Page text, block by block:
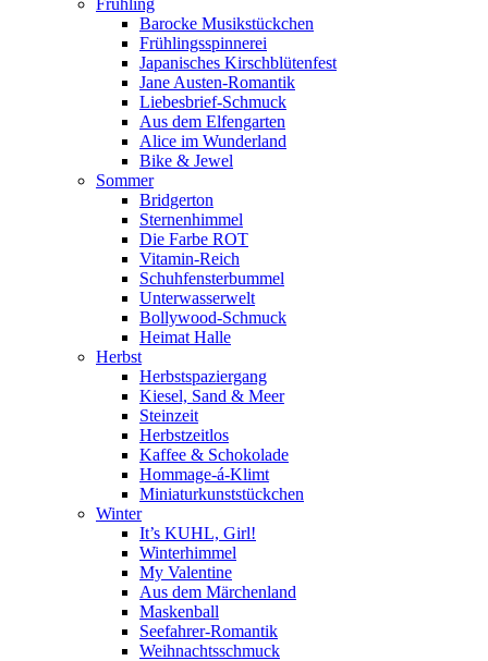
Frühling
Barocke Musikstückchen
Frühlingsspinnerei
Japanisches Kirschblütenfest
Jane Austen-Romantik
Liebesbrief-Schmuck
Aus dem Elfengarten
Alice im Wunderland
Bike & Jewel
Sommer
Bridgerton
Sternenhimmel
Die Farbe ROT
Vitamin-Reich
Schuhfensterbummel
Unterwasserwelt
Bollywood-Schmuck
Heimat Halle
Herbst
Herbstspaziergang
Kiesel, Sand & Meer
Steinzeit
Herbstzeitlos
Kaffee & Schokolade
Hommage-á-Klimt
Miniaturkunststückchen
Winter
It’s KUHL, Girl!
Winterhimmel
My Valentine
Aus dem Märchenland
Maskenball
Seefahrer-Romantik
Weihnachtsschmuck